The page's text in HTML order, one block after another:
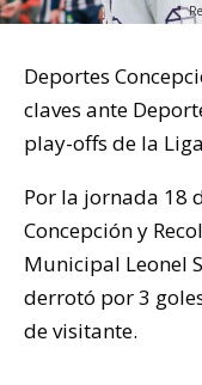
Deportes
claves ante
play-offs de la
Por la jornada 18
Concepción y
Municipal Leonel
derrotó por 3
de visitante.